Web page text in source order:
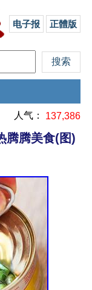
电子报 正體版
人气： 137,386
腾腾美食(图)